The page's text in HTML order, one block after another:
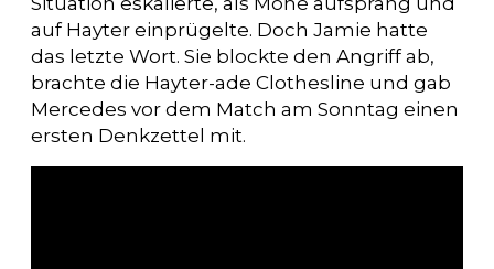
auf Hayter einprügelte. Doch Jamie hatte
das letzte Wort. Sie blockte den Angriff ab,
brachte die Hayter-ade Clothesline und gab
Mercedes vor dem Match am Sonntag einen
ersten Denkzettel mit.